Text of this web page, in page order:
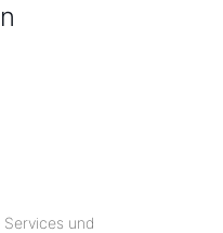
und